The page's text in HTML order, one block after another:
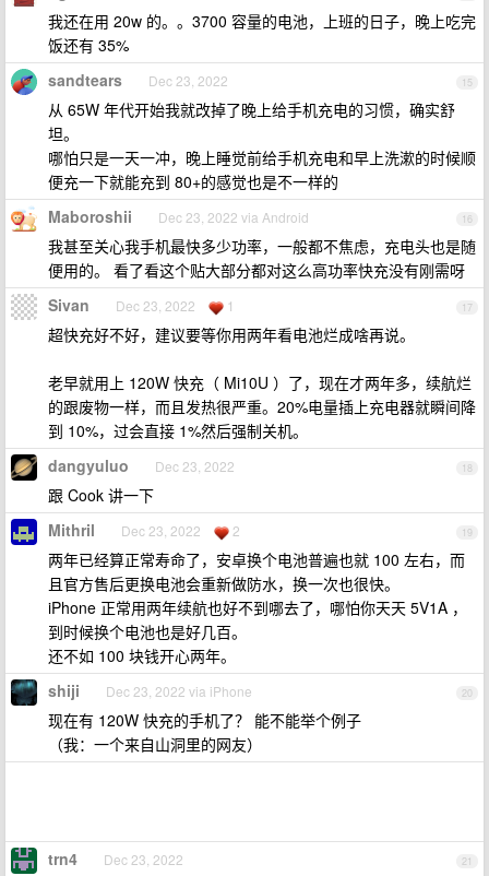
我还在用 20w 的。。3700 容量的电池，上班的日子，晚上吃完
饭还有 35%
15
sandtears Dec 23, 2022
从 65W 年代开始我就改掉了晚上给手机充电的习惯，确实舒
坦。
哪怕只是一天一冲，晚上睡觉前给手机充电和早上洗漱的时候顺
便充一下就能充到 80+的感觉也是不一样的
16
Maboroshii Dec 23, 2022 via Android
我甚至关心我手机最快多少功率，一般都不焦虑，充电头也是随
便用的。 看了看这个贴大部分都对这么高功率快充没有刚需呀
17
Sivan Dec 23, 2022 1
超快充好不好，建议要等你用两年看电池烂成啥再说。
老早就用上 120W 快充（ Mi10U ）了，现在才两年多，续航烂
的跟废物一样，而且发热很严重。20%电量插上充电器就瞬间降
到 10%，过会直接 1%然后强制关机。
18
dangyuluo Dec 23, 2022
跟 Cook 讲一下
19
Mithril Dec 23, 2022 2
两年已经算正常寿命了，安卓换个电池普遍也就 100 左右，而
且官方售后更换电池会重新做防水，换一次也很快。
iPhone 正常用两年续航也好不到哪去了，哪怕你天天 5V1A ，
到时候换个电池也是好几百。
还不如 100 块钱开心两年。
20
shiji Dec 23, 2022 via iPhone
现在有 120W 快充的手机了？ 能不能举个例子
（我：一个来自山洞里的网友）
21
trn4 Dec 23, 2022